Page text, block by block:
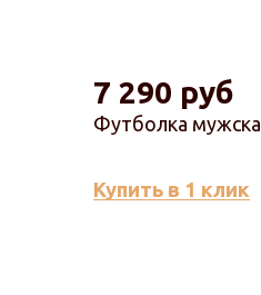
Футболка
7 290 руб
Купить в 1 клик